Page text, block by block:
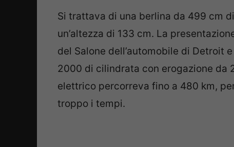
Si trattava di una berlina da 499 cm
un’altezza di 133 cm. La
del Salone dell’automobile di Detroit
2000 di cilindrata con erogazione da
elettrico percorreva fino a 480 km,
troppo i tempi.